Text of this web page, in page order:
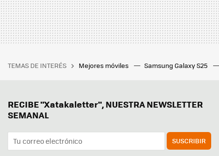
TEMAS DE INTERÉS Mejores móviles Samsung Galaxy S25
RECIBE "Xatakaletter", NUESTRA NEWSLETTER
SEMANAL
SUSCRIBIR